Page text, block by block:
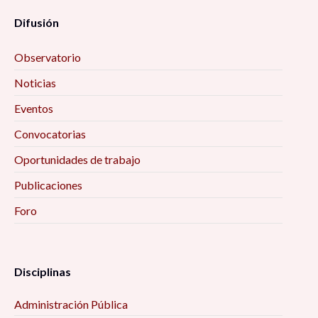
Difusión
Observatorio
Noticias
Eventos
Convocatorias
Oportunidades de trabajo
Publicaciones
Foro
Disciplinas
Administración Pública